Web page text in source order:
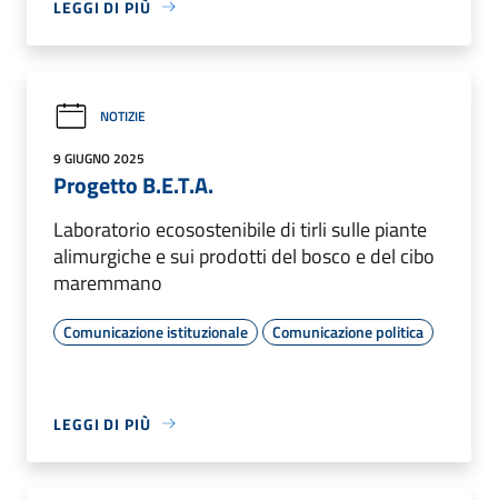
LEGGI DI PIÙ
NOTIZIE
9 GIUGNO 2025
Progetto B.E.T.A.
Laboratorio ecosostenibile di tirli sulle piante
alimurgiche e sui prodotti del bosco e del cibo
maremmano
Comunicazione istituzionale Comunicazione politica
LEGGI DI PIÙ